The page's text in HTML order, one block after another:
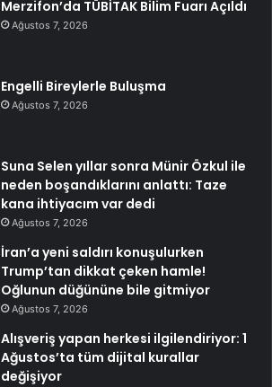
Merzifon’da TÜBİTAK Bilim Fuarı Açıldı
Ağustos 7, 2026
Engelli Bireylerle Buluşma
Ağustos 7, 2026
Suna Selen yıllar sonra Münir Özkul ile
neden boşandıklarını anlattı: Taze
kana ihtiyacım var dedi
Ağustos 7, 2026
İran’a yeni saldırı konuşulurken
Trump’tan dikkat çeken hamle!
Oğlunun düğününe bile gitmiyor
Ağustos 7, 2026
Alışveriş yapan herkesi ilgilendiriyor: 1
Ağustos’ta tüm dijital kurallar
değişiyor